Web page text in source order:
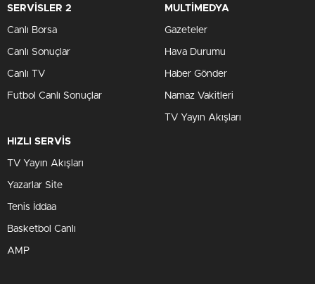
SERVİSLER 2
Canlı Borsa
Canlı Sonuçlar
Canlı TV
Futbol Canlı Sonuçlar
MULTİMEDYA
Gazeteler
Hava Durumu
Haber Gönder
Namaz Vakitleri
TV Yayın Akışları
HIZLI SERVİS
TV Yayın Akışları
Yazarlar Site
Tenis İddaa
Basketbol Canlı
AMP